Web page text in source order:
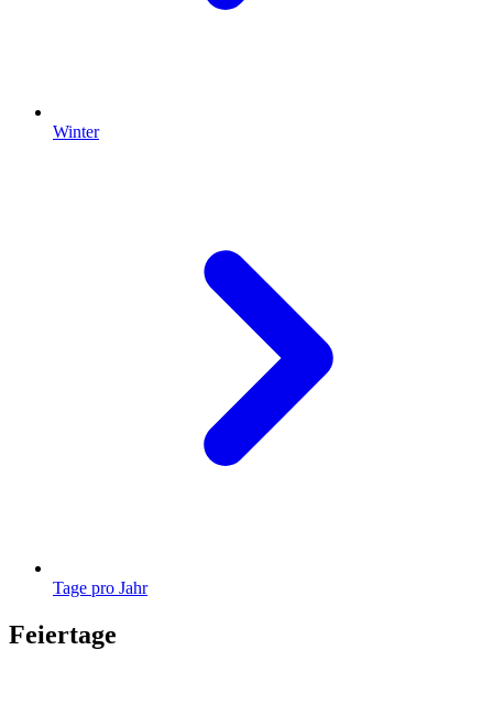
Winter
Tage pro Jahr
Feiertage